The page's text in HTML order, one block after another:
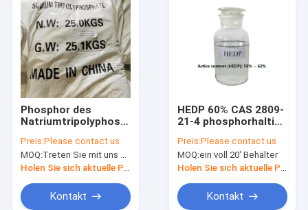
Phosphor des
Natriumtripolyphosphat-
STPP und
Phosphatsalz
Preis:Please contact us
MOQ:Treten Sie mit uns bitte in Verbindung
Holen Sie sich aktuelle Preis
Kontakt
HEDP 60% CAS 2809-
21-4 phosphorhaltige
Korrosionschutz-
Chelatbildner
Preis:Please contact us
MOQ:ein voll 20' Behälter
Holen Sie sich aktuelle Preis
Kontakt